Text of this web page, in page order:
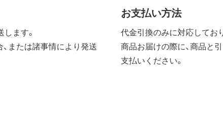
ます。
または諸事情により発送
お支払い方法
代金引換のみに対応してお
商品お届けの際に、商品と
支払いください。